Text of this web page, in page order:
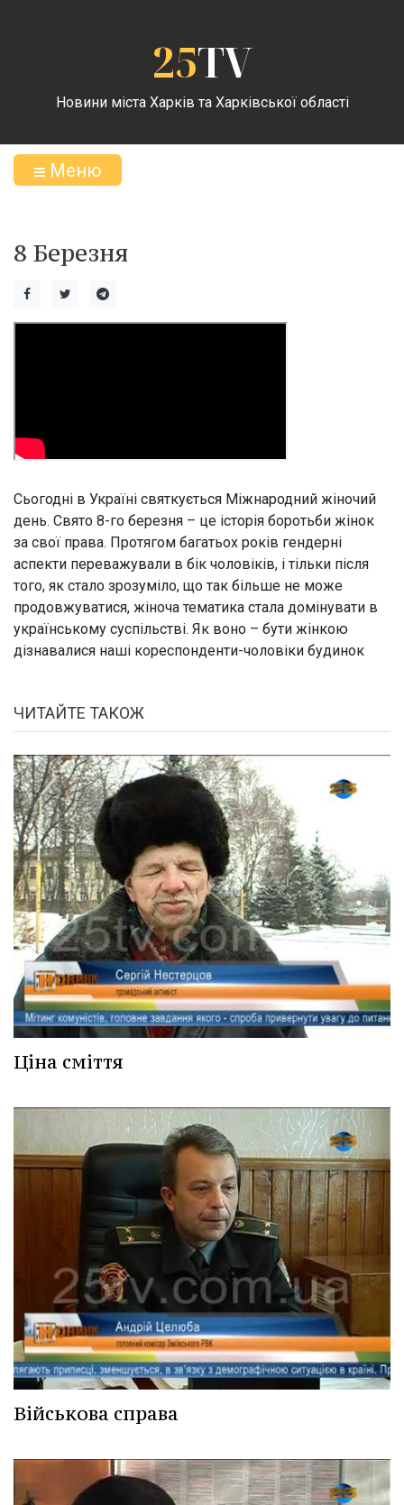
25TV
Новини міста Харків та Харківської області
Меню
8 Березня
Сьогодні в Україні святкується Міжнародний жіночий
день. Свято 8-го березня – це історія боротьби жінок
за свої права. Протягом багатьох років гендерні
аспекти переважували в бік чоловіків, і тільки після
того, як стало зрозуміло, що так більше не може
продовжуватися, жіноча тематика стала домінувати в
українському суспільстві. Як воно – бути жінкою
дізнавалися наші кореспонденти-чоловіки будинок
ЧИТАЙТЕ ТАКОЖ
Ціна сміття
Військова справа